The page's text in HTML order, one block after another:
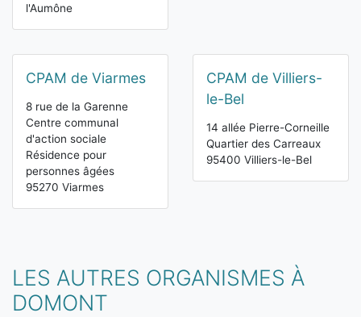
l'Aumône
CPAM de Viarmes
8 rue de la Garenne
Centre communal
d'action sociale
Résidence pour
personnes âgées
95270 Viarmes
CPAM de Villiers-
le-Bel
14 allée Pierre-Corneille
Quartier des Carreaux
95400 Villiers-le-Bel
LES AUTRES ORGANISMES À
DOMONT